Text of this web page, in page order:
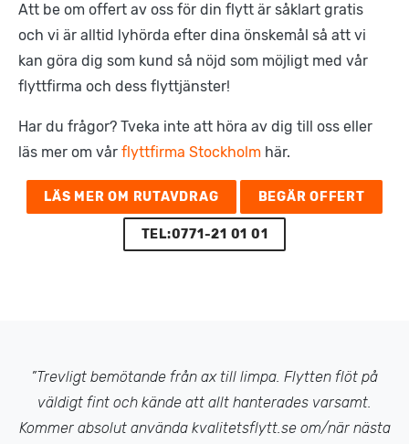
Att be om offert av oss för din flytt är såklart gratis
och vi är alltid lyhörda efter dina önskemål så att vi
kan göra dig som kund så nöjd som möjligt med vår
flyttfirma och dess flyttjänster!
Har du frågor? Tveka inte att höra av dig till oss eller
läs mer om vår flyttfirma Stockholm här.
LÄS MER OM RUTAVDRAG BEGÄR OFFERT
TEL:0771-21 01 01
”Trevligt bemötande från ax till limpa. Flytten flöt på
väldigt fint och kände att allt hanterades varsamt.
Kommer absolut använda kvalitetsflytt.se om/när nästa